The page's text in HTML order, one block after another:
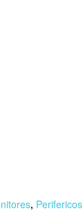
, Perifericos